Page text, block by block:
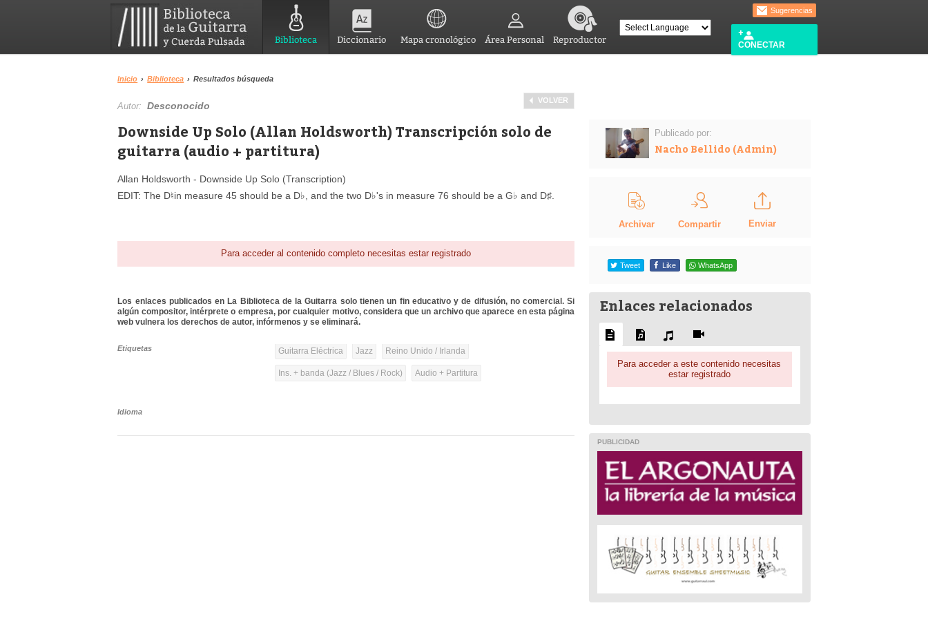
Biblioteca Diccionario Mapa cronológico Área Personal Reproductor
Sugerencias
CONECTAR
Inicio › Biblioteca › Resultados búsqueda
VOLVER
Autor:Desconocido
Downside Up Solo (Allan Holdsworth) Transcripción solo de
guitarra (audio + partitura)
Allan Holdsworth - Downside Up Solo (Transcription)
EDIT: The D♮in measure 45 should be a D♭, and the two D♭'s in measure 76 should be a G♭ and D♯.
Para acceder al contenido completo necesitas estar registrado
Los enlaces publicados en La Biblioteca de la Guitarra solo tienen un fin educativo y de difusión, no comercial. Si
algún compositor, intérprete o empresa, por cualquier motivo, considera que un archivo que aparece en esta página
web vulnera los derechos de autor, infórmenos y se eliminará.
Etiquetas Guitarra Eléctrica Jazz Reino Unido / Irlanda
Ins. + banda (Jazz / Blues / Rock) Audio + Partitura
Idioma
Publicado por:
Nacho Bellido (Admin)
Archivar Compartir Enviar
Tweet Like WhatsApp
Enlaces relacionados
Para acceder a este contenido necesitas
estar registrado
PUBLICIDAD